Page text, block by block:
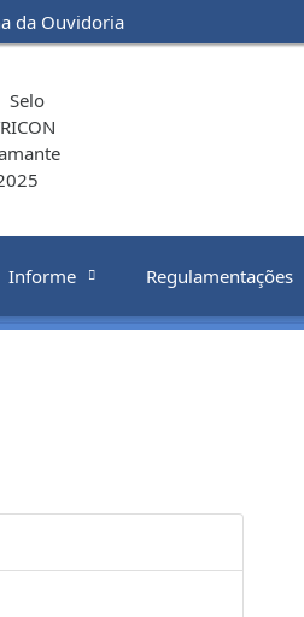
da Ouvidoria
Informe Regulamentações